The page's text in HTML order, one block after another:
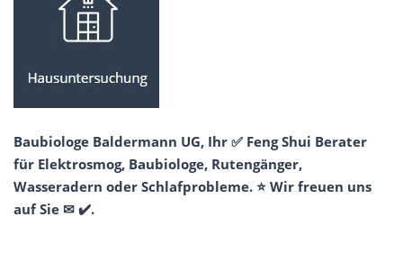
Baubiologe Baldermann UG, Ihr ✅ Feng Shui Berater
für Elektrosmog, Baubiologe, Rutengänger,
Wasseradern oder Schlafprobleme. ⭐ Wir freuen uns
auf Sie ✉ ✔️.